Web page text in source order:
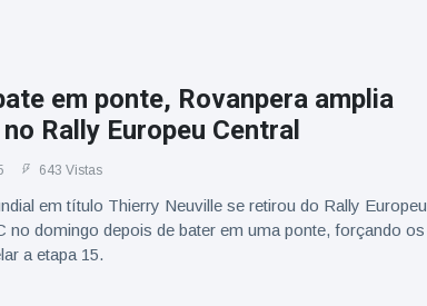
em ponte, Rovanpera amplia
Rally Europeu Central
643 Vistas
em título Thierry Neuville se retirou do Rally Europeu
no domingo depois de bater em uma ponte, forçando os
a etapa 15.